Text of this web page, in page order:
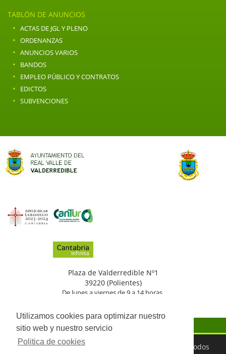
Utilizamos cookies para optimizar nuestro
sitio web y nuestro servicio
Politica de cookies
TABLÓN DE ANUNCIOS
· ACTAS DE JGL Y PLENO
· ORDENANZAS
· ANUNCIOS VARIOS
· BANDOS
· EMPLEO PÚBLICO Y CONTRATOS
· EDICTOS
· SUBVENCIONES
Plaza de Valderredible Nº1
39220 (Polientes)
De lunes a viernes de 9 a 14 horas.
©2026 Ayuntamiento del Real Valle de Valderredible. Todos